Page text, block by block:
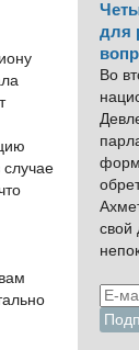
для
Во
свой